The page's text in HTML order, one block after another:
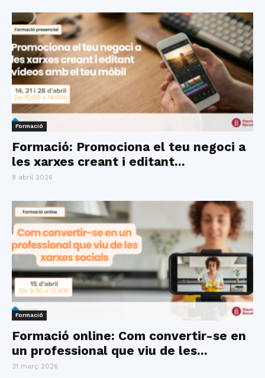
Formació
Formació: Promociona el teu negoci a
les xarxes creant i editant...
8 abril 2026
Formació
Formació online: Com convertir-se en
un professional que viu de les...
31 març 2026